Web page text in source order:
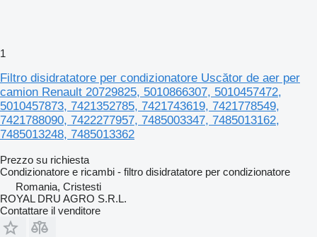
1
Filtro disidratatore per condizionatore Uscător de aer per
camion Renault 20729825, 5010866307, 5010457472,
5010457873, 7421352785, 7421743619, 7421778549,
7421788090, 7422277957, 7485003347, 7485013162,
7485013248, 7485013362
Prezzo su richiesta
Condizionatore e ricambi - filtro disidratatore per condizionatore
Romania, Cristesti
ROYAL DRU AGRO S.R.L.
Contattare il venditore